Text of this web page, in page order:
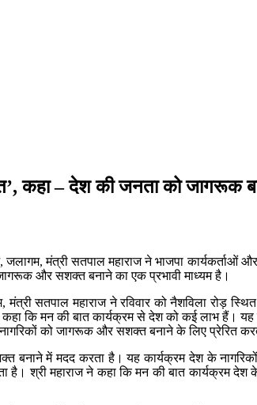
कहा – देश की जनता को जागरूक
जलागम, मंत्री सतपाल महाराज ने भाजपा कार्यकर्ताओं
और सशक्त बनाने का एक प्रभावी माध्यम है।
मंत्री सतपाल महाराज ने रविवार को नैशविला रोड़
कहा कि मन की बात कार्यक्रम से देश को कई लाभ
नागरिकों को जागरूक और सशक्त बनाने के लिए प्रेरित
में मदद करता है। यह कार्यक्रम देश के
है। श्री महाराज ने कहा कि मन की बात